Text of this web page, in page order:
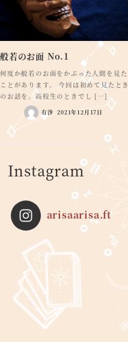
般若のお面 No.1
何度か般若のお面をかぶった人間を見た
ことがあります。 今回は初めて見たとき
のお話を。高校生のときでし […]
有沙 2021年12月17日
Instagram
arisaarisa.ft